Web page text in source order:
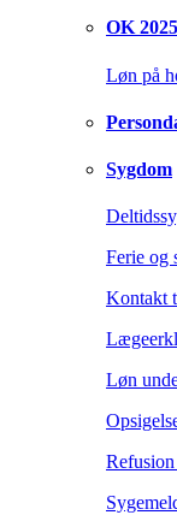
OK 2025
Løn på
Sygdom
Ferie og
Kontakt
Løn